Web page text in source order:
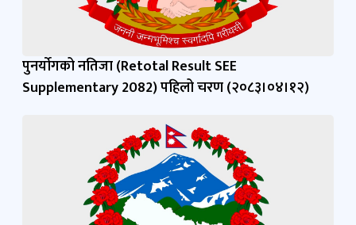
पुनर्याेगको नतिजा (Retotal Result SEE
Supplementary 2082) पहिलो चरण (२०८३।०४।१२)